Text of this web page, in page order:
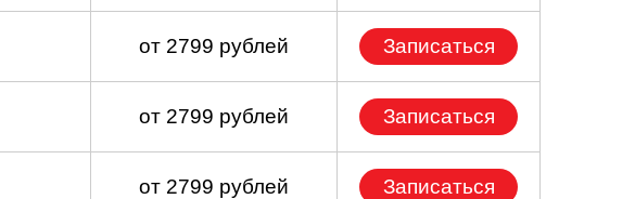
от 2799 рублей Записаться
от 2799 рублей Записаться
от 2799 рублей Записаться